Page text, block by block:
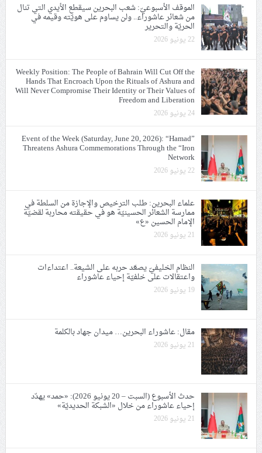
الموقف الأسبوعيّ: شعب البحرين سيقطع الأيدي التي تنال
من شعائر عاشوراء.. ولن يساوم على هويّته وقيمه في
الحريّة والتحرير
22 يونيو 2026
Weekly Position: The People of Bahrain Will Cut Off the
Hands That Encroach Upon the Rituals of Ashura and
Will Never Compromise Their Identity or Their Values of
Freedom and Liberation
24 يونيو 2026
Event of the Week (Saturday, June 20, 2026): “Hamad”
Threatens Ashura Commemorations Through the “Iron
Network
22 يونيو 2026
علماء البحرين: طلب الترخيص والإجازة من السلطة في
ممارسة الشعائر الحسينيّة هو في حقيقته محاربة لقضيّة
الإمام الحسين «ع»
21 يونيو 2026
النظام الخليفيّ يصعّد حربه على الشيعة.. اعتداءات
واعتقالات على خلفيّة إحياء عاشوراء
19 يونيو 2026
مقال: عاشوراء البحرين… ميدان جهاد بالكلمة
21 يونيو 2026
حدث الأسبوع (السبت – 20 يونيو 2026): «حمد» يهدّد
إحياء عاشوراء من خلال «الشبكة الحديديّة»
21 يونيو 2026